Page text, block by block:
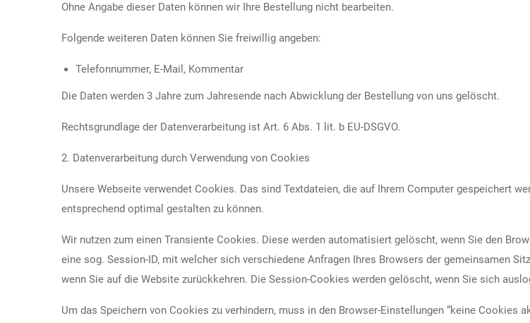
Ohne Angabe dieser Daten können wir Ihre Bestellung nicht bearbeiten.
Folgende weiteren Daten können Sie freiwillig angeben:
Telefonnummer, E-Mail, Kommentar
Die Daten werden 3 Jahre zum Jahresende nach Abwicklung der Bestellung von uns gelöscht.
Rechtsgrundlage der Datenverarbeitung ist Art. 6 Abs. 1 lit. b EU-DSGVO.
2. Datenverarbeitung durch Verwendung von Cookies
Unsere Webseite verwendet Cookies. Das sind Textdateien, die auf Ihrem Computer gespeichert
entsprechend optimal gestalten zu können.
Wir nutzen zum einen Transiente Cookies. Diese werden automatisiert gelöscht, wenn Sie den
eine sog. Session-ID, mit welcher sich verschiedene Anfragen Ihres Browsers der gemeinsamen
wenn Sie auf die Website zurückkehren. Die Session-Cookies werden gelöscht, wenn Sie sich
Um das Speichern von Cookies zu verhindern, muss in den Browser-Einstellungen “keine Cookies